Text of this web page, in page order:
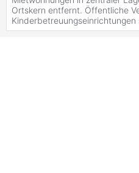
Ortskern entfernt. Öffentliche
Kinderbetreuungseinrichtungen